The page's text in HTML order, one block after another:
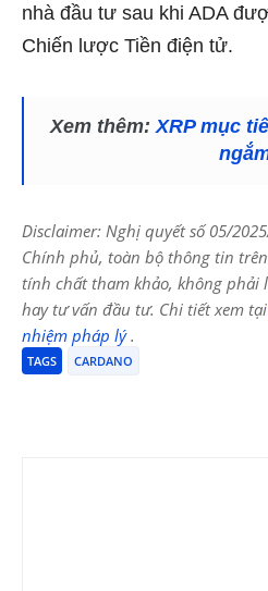
nhà đầu tư sau khi ADA
Chiến lược Tiền điện tử.
Xem thêm: XRP mục
Disclaimer: Nghị quyết số 05/
Chính phủ, toàn bộ thông tin
tính chất tham khảo, không phải
hay tư vấn đầu tư. Chi tiết xem tại
nhiệm pháp lý.
TAGS CARDANO